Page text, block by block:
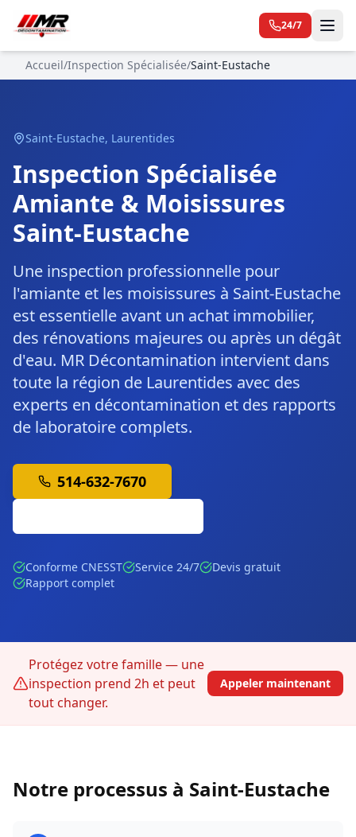
24/7
Accueil/Inspection Spécialisée/Saint-Eustache
Saint-Eustache, Laurentides
Inspection Spécialisée
Amiante & Moisissures
Saint-Eustache
Une inspection professionnelle pour
l'amiante et les moisissures à Saint-Eustache
est essentielle avant un achat immobilier,
des rénovations majeures ou après un dégât
d'eau. MR Décontamination intervient dans
toute la région de Laurentides avec des
experts en décontamination et des rapports
de laboratoire complets.
514-632-7670
Conforme CNESST Service 24/7
Devis gratuit
Rapport complet
Protégez votre famille — une
inspection prend 2h et peut
tout changer.
Appeler maintenant
Notre processus à Saint-Eustache